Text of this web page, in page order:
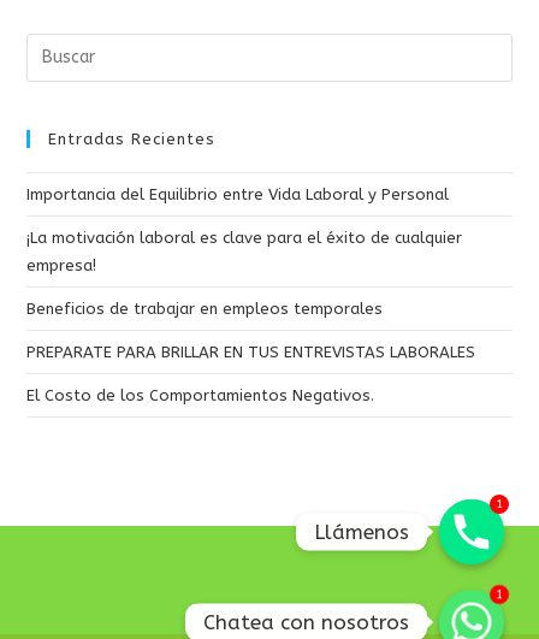
Buscar
en
webEntradas Recientes
Importancia del Equilibrio entre Vida Laboral y Personal
¡La motivación laboral es clave para el éxito de cualquier
empresa!
Beneficios de trabajar en empleos temporales
PREPARATE PARA BRILLAR EN TUS ENTREVISTAS LABORALES
El Costo de los Comportamientos Negativos.
1
1